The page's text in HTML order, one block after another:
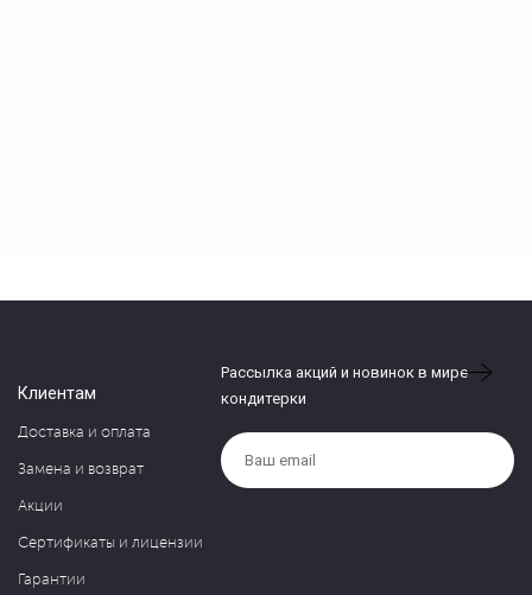
Клиентам
Доставка и оплата
Замена и возврат
Акции
Сертификаты и лицензии
Гарантии
Рассылка акций и новинок в мире
кондитерки